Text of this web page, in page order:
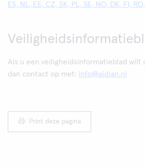
ES, NL, EE, CZ, SK, PL, SE, NO, DK, FI,
Als u een veiligheidsinformatieblad wilt
dan contact op met: info@aidian.nl
Print deze pagina